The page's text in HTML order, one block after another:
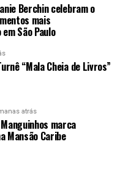
Berchin celebram o
mais
São Paulo
“Mala Cheia de Livros”
atrás
marca
Mansão Caribe